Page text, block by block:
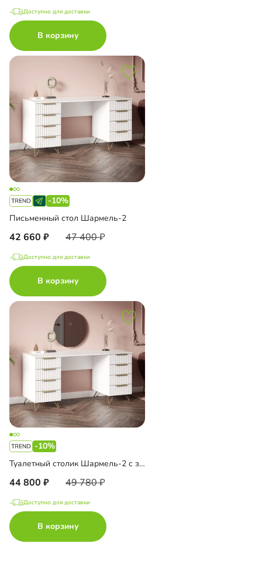
Доступно для доставки
В корзину
-10%
Письменный стол Шармель-2
42 660 47 400
Доступно для доставки
В корзину
-10%
Туалетный столик Шармель-2 с зеркалом
44 800 49 780
Доступно для доставки
В корзину